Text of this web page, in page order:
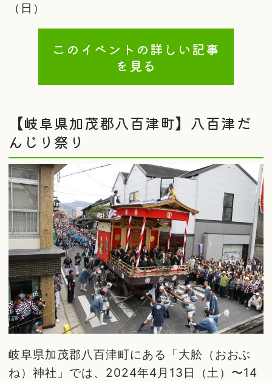
（日）
このイベントの詳しい記事
を見る
【岐阜県加茂郡八百津町】八百津だ
んじり祭り
岐阜県加茂郡八百津町にある「大舩（おおぶ
ね）神社」では、2024年4月13日（土）〜14